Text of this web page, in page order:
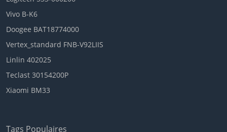
Vivo B-K6
Doogee BAT18774000
Vertex_standard FNB-V92LIIS
Linlin 402025
Teclast 30154200P
Xiaomi BM33
Tags Populaires